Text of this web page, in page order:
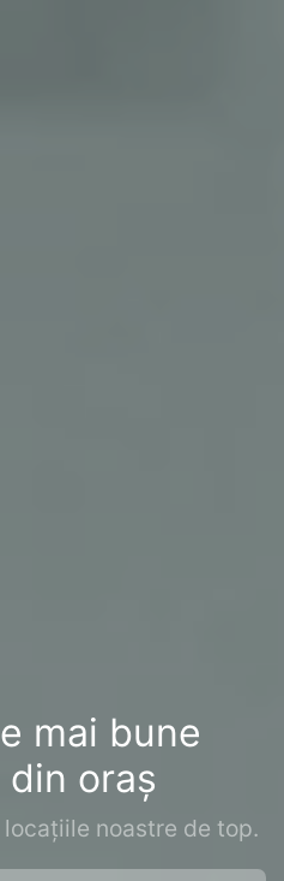
mai bune
oraș
noastre de top.